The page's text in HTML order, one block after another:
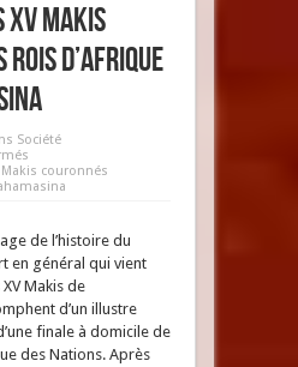
XV Makis
rois d’Afrique
Société
Makis couronnés
de l’histoire du
en général qui vient
Makis de
d’un illustre
finale à domicile de
des Nations. Après